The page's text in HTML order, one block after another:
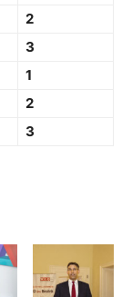
2
3
1
2
3